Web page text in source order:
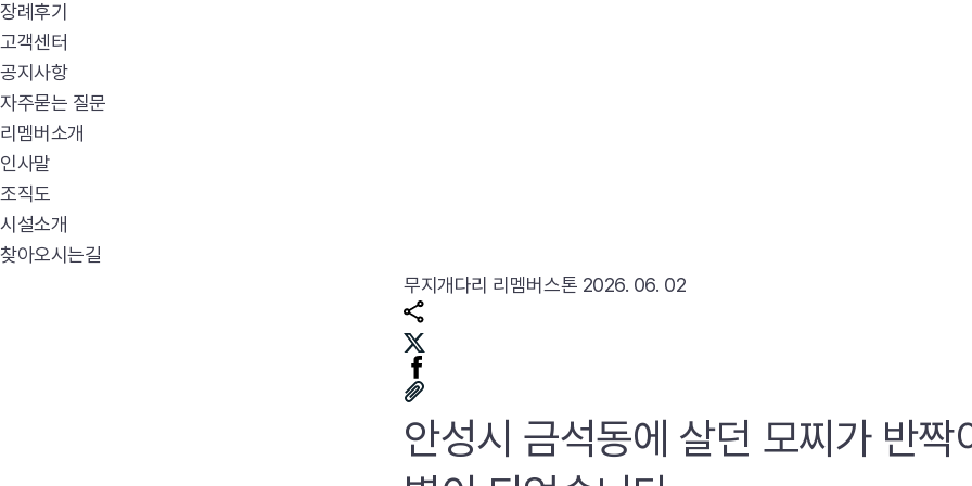
장례후기
고객센터
공지사항
자주묻는 질문
리멤버소개
인사말
조직도
시설소개
찾아오시는길
무지개다리 리멤버스톤 2026. 06. 02
안성시 금석동에 살던 모찌가 반짝